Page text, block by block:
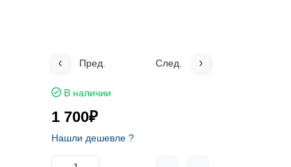
Пред. След.
В наличии
1 700₽
Нашли дешевле ?